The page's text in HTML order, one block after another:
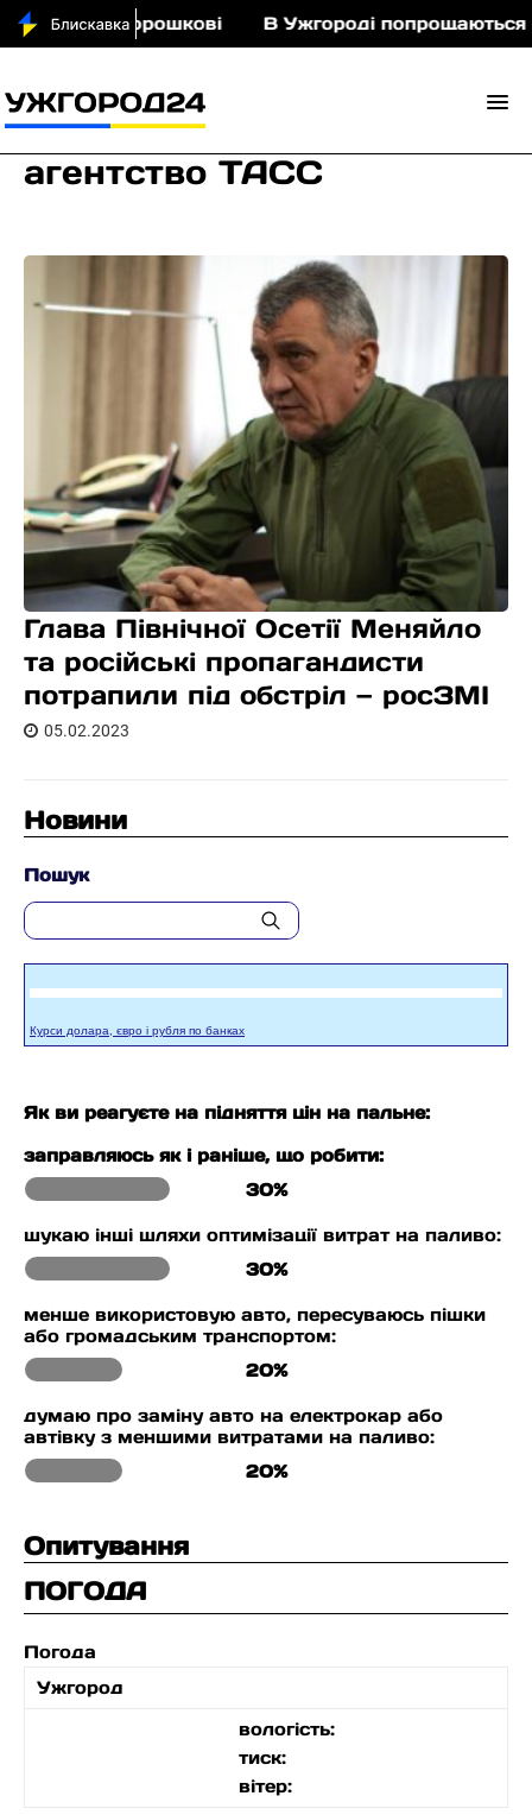
у Порошкові В Ужгороді попрощаються
агентство ТАСС
Глава Північної Осетії Меняйло
та російські пропагандисти
потрапили під обстріл — росЗМІ
05.02.2023
Новини
Пошук
Курси долара, євро і рубля по банках
Як ви реагуєте на підняття цін на пальне:
заправляюсь як і раніше, що робити:
30%
шукаю інші шляхи оптимізації витрат на паливо:
30%
менше використовую авто, пересуваюсь пішки
або громадським транспортом:
20%
думаю про заміну авто на електрокар або
автівку з меншими витратами на паливо:
20%
Опитування
ПОГОДА
Погода
Ужгород
вологість:
тиск:
вітер: